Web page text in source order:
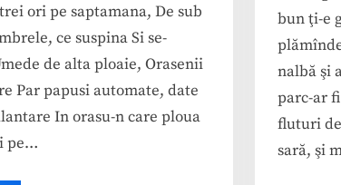
ori pe saptamana, De sub
ce suspina Si se-
de alta ploaie, Orasenii
Par papusi automate, date
In orasu-n care ploua
pe…
bun ţi-e
nalbă şi
parc-ar
fluturi
sară, şi